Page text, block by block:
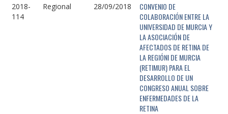
2018-
114
Regional 28/09/2018
CONVENIO DE
COLABORACIÓN ENTRE LA
UNIVERSIDAD DE MURCIA Y
LA ASOCIACIÓN DE
AFECTADOS DE RETINA DE
LA REGIÓNI DE MURCIA
(RETIMUR) PARA EL
DESARROLLO DE UN
CONGRESO ANUAL SOBRE
ENFERMEDADES DE LA
RETINA